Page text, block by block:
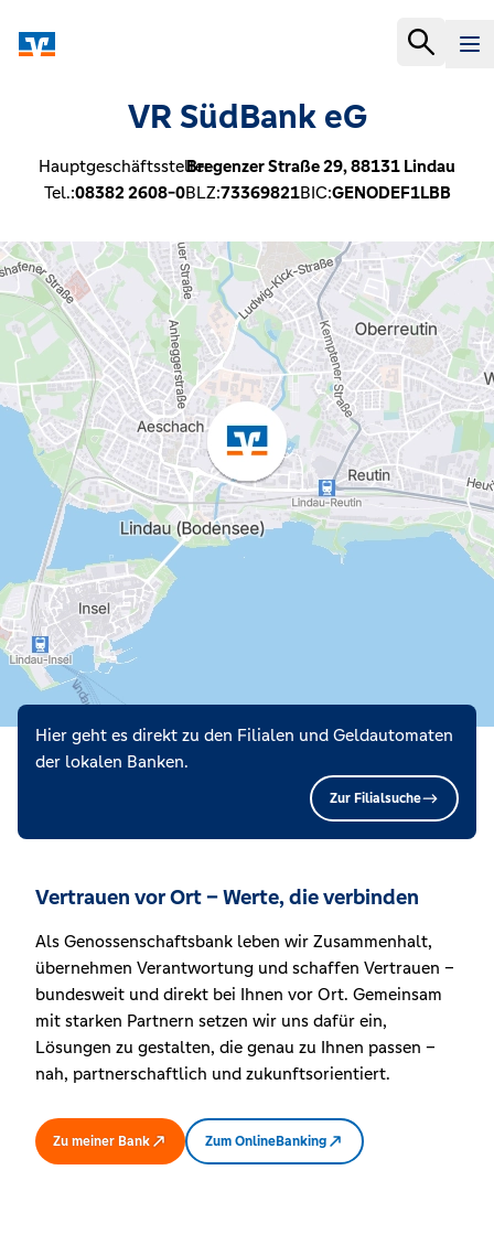
VR SüdBank eG
Hauptgeschäftsstelle:Bregenzer Straße 29,88131 Lindau
Tel.:08382 2608-0BLZ:73369821BIC:GENODEF1LBB
Hier geht es direkt zu den Filialen und Geldautomaten
der lokalen Banken.
Zur Filialsuche
Vertrauen vor Ort – Werte, die verbinden
Als Genossenschaftsbank leben wir Zusammenhalt,
übernehmen Verantwortung und schaffen Vertrauen –
bundesweit und direkt bei Ihnen vor Ort. Gemeinsam
mit starken Partnern setzen wir uns dafür ein,
Lösungen zu gestalten, die genau zu Ihnen passen –
nah, partnerschaftlich und zukunftsorientiert.
Zu meiner Bank Zum OnlineBanking